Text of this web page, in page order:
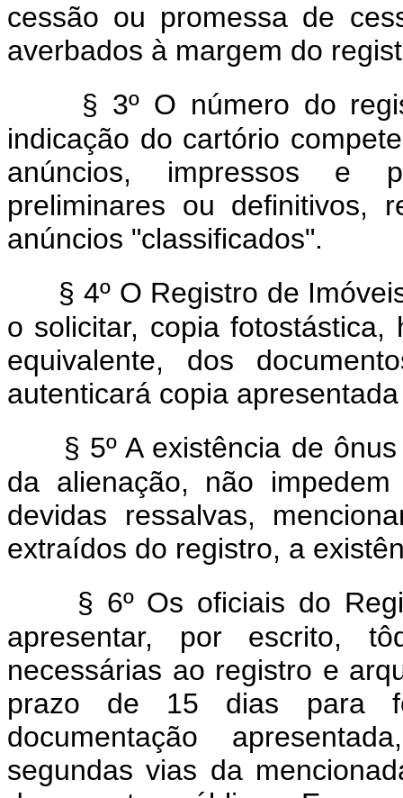
cessão ou promessa de
averbados à margem do
§ 3º O número do
indicação do cartório
anúncios, impressos e
preliminares ou definitivos,
anúncios "classificados".
§ 4º O Registro de
o solicitar, copia fotostástica,
equivalente, dos
autenticará copia
§ 5º A existência de
da alienação, não
devidas ressalvas,
extraídos do registro, a
§ 6º Os oficiais do
apresentar, por escrito,
necessárias ao registro e
prazo de 15 dias para
documentação
segundas vias da